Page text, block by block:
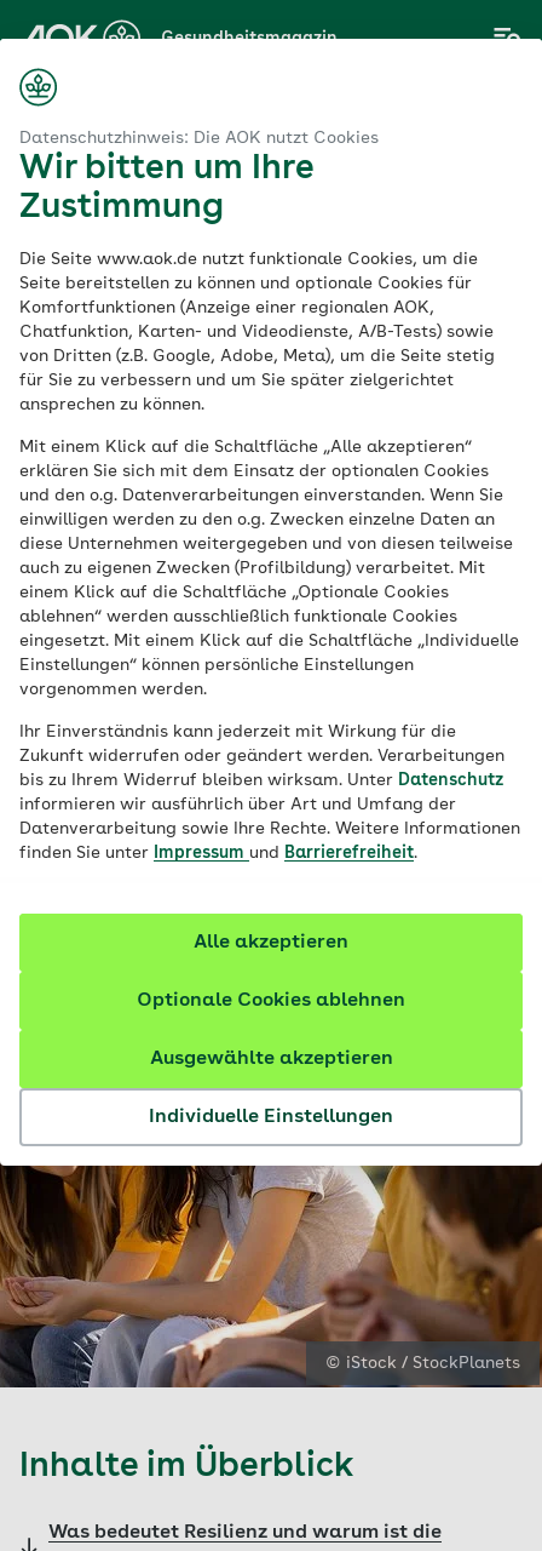
Datenschutzhinweis: Die AOK nutzt Cookies
Wir bitten um Ihre
Zustimmung
Die Seite www.aok.de nutzt funktionale Cookies, um die
Seite bereitstellen zu können und optionale Cookies für
Komfortfunktionen (Anzeige einer regionalen AOK,
Chatfunktion, Karten- und Videodienste, A/B-Tests) sowie
von Dritten (z.B. Google, Adobe, Meta), um die Seite stetig
für Sie zu verbessern und um Sie später zielgerichtet
ansprechen zu können.
Mit einem Klick auf die Schaltfläche „Alle akzeptieren“
erklären Sie sich mit dem Einsatz der optionalen Cookies
und den o.g. Datenverarbeitungen einverstanden. Wenn Sie
einwilligen werden zu den o.g. Zwecken einzelne Daten an
diese Unternehmen weitergegeben und von diesen teilweise
auch zu eigenen Zwecken (Profilbildung) verarbeitet. Mit
einem Klick auf die Schaltfläche „Optionale Cookies
ablehnen“ werden ausschließlich funktionale Cookies
eingesetzt. Mit einem Klick auf die Schaltfläche „Individuelle
Einstellungen“ können persönliche Einstellungen
vorgenommen werden.
Ihr Einverständnis kann jederzeit mit Wirkung für die
Zukunft widerrufen oder geändert werden. Verarbeitungen
bis zu Ihrem Widerruf bleiben wirksam. Unter Datenschutz
informieren wir ausführlich über Art und Umfang der
Datenverarbeitung sowie Ihre Rechte. Weitere Informationen
finden Sie unter
Impressum und Barrierefreiheit.
Individuelle Einstellungen
Ausgewählte akzeptieren
Optionale Cookies ablehnen
Alle akzeptieren
Hauptinhalt
springen
Gesundheitsmagazin
Selbstbewusstsein
bei Jugendlichen
stärken, Resilienz
fördern
Veröffentlicht am:
04.02.2026 12 Minuten Lesedauer von Volker Zapf
Selbstbewusste und resiliente Jugendliche
können häufig besser mit Rückschlägen
umgehen. Wer in der Jugend lernt,
Schutzfaktoren für das spätere Leben.
Was können Eltern tun, um die Resilienz
ihrer Kinder zu fördern?
© iStock / StockPlanets
Inhalte im Überblick
Was bedeutet Resilienz und warum ist die